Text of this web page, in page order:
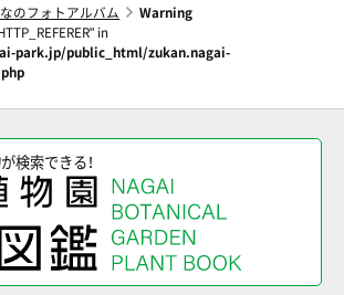
のフォトアルバム
Warning
in
park.jp/public_html/zukan.nagai-
検索できる！